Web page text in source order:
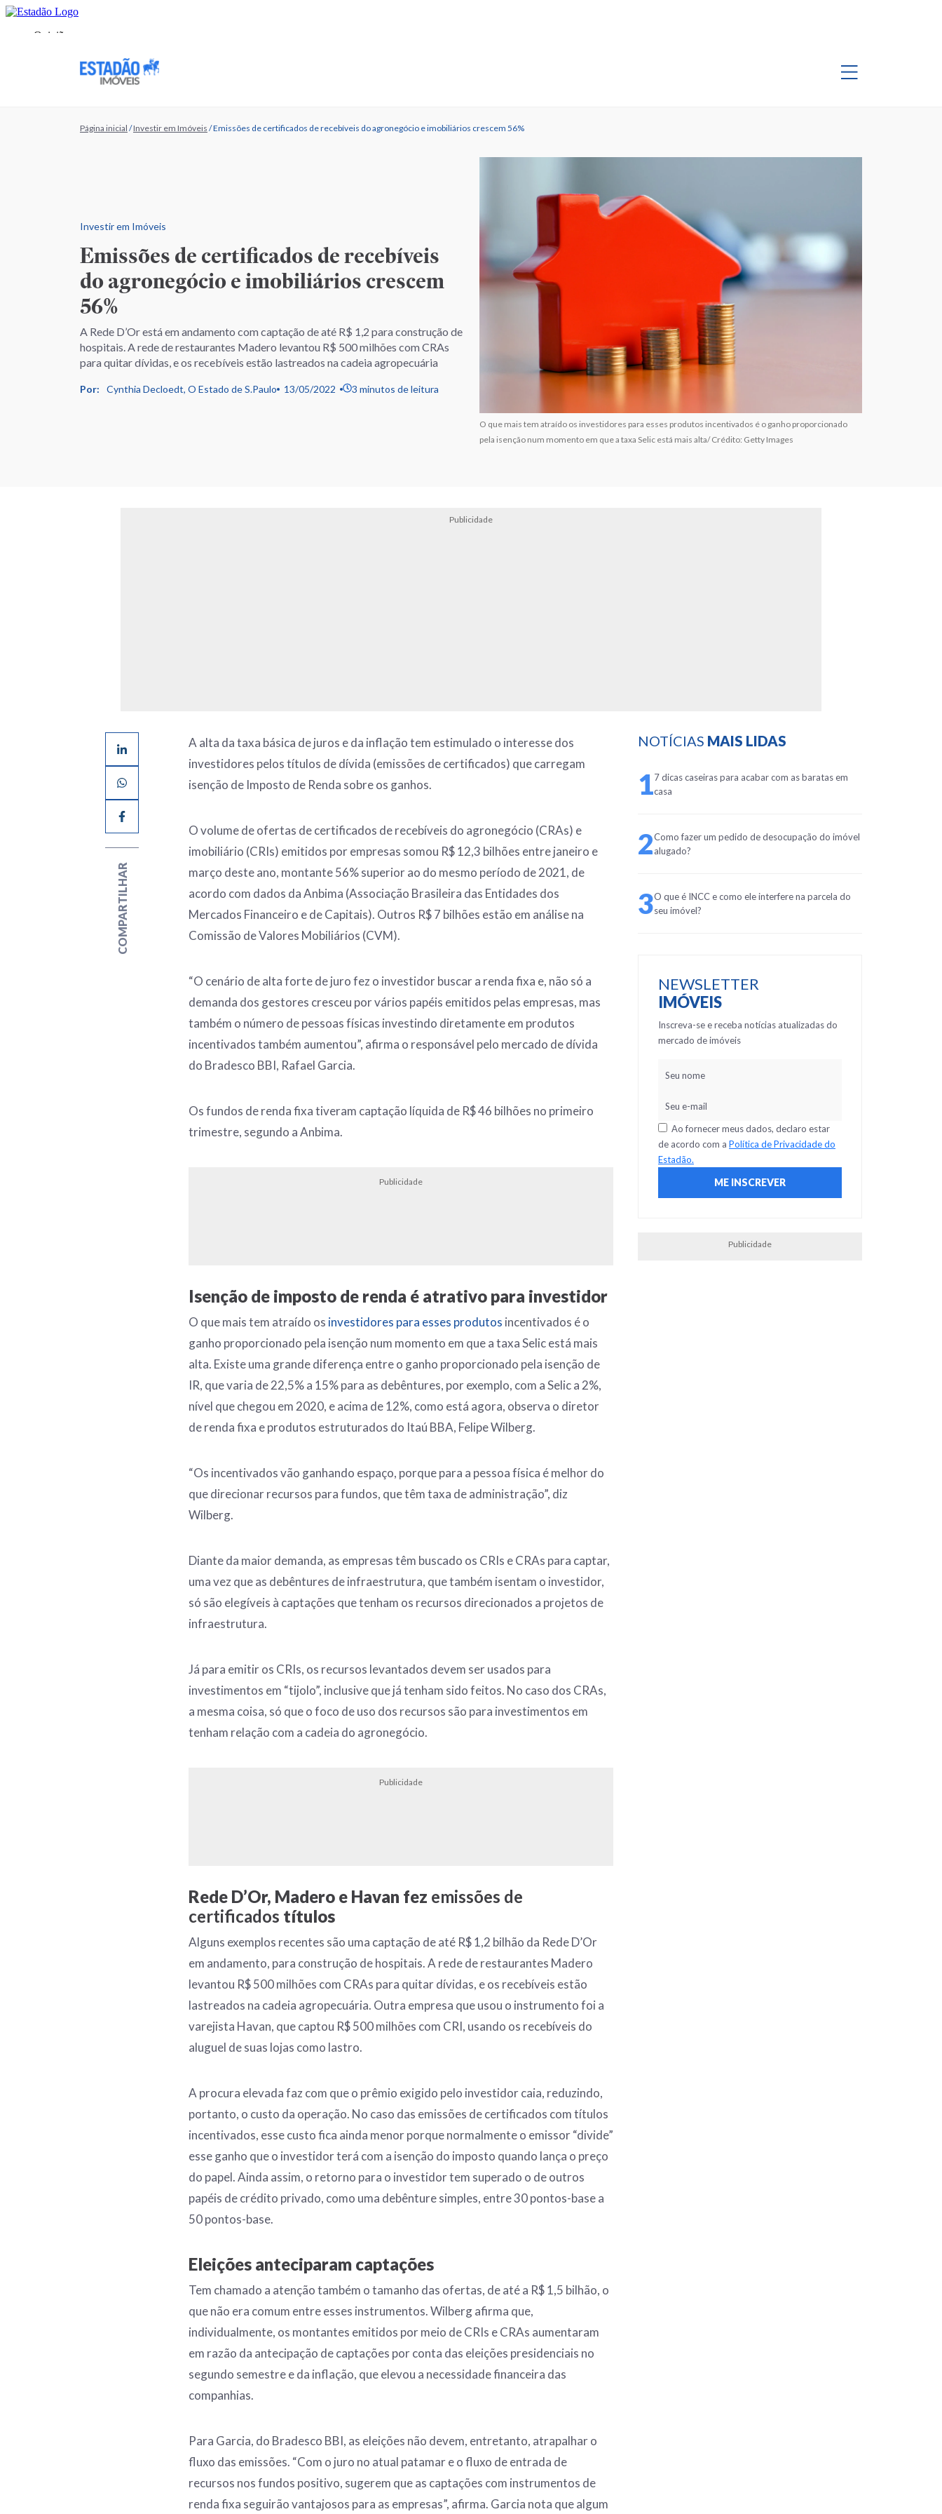
Página inicial /Investir em Imóveis /Emissões de certificados de recebíveis do agronegócio e imobiliários crescem 56%
Investir em Imóveis
Emissões de certificados de recebíveis
do agronegócio e imobiliários crescem
56%
A Rede D’Or está em andamento com captação de até R$ 1,2 para construção de
hospitais. A rede de restaurantes Madero levantou R$ 500 milhões com CRAs
para quitar dívidas, e os recebíveis estão lastreados na cadeia agropecuária
Por: Cynthia Decloedt, O Estado de S.Paulo 13/05/2022 3 minutos de leitura
O que mais tem atraído os investidores para esses produtos incentivados é o ganho proporcionado
pela isenção num momento em que a taxa Selic está mais alta/ Crédito: Getty Images
Publicidade
COMPARTILHAR
A alta da taxa básica de juros e da inflação tem estimulado o interesse dos
investidores pelos títulos de dívida (emissões de certificados) que carregam
isenção de Imposto de Renda sobre os ganhos.
O volume de ofertas de certificados de recebíveis do agronegócio (CRAs) e
imobiliário (CRIs) emitidos por empresas somou R$ 12,3 bilhões entre janeiro e
março deste ano, montante 56% superior ao do mesmo período de 2021, de
acordo com dados da Anbima (Associação Brasileira das Entidades dos
Mercados Financeiro e de Capitais). Outros R$ 7 bilhões estão em análise na
Comissão de Valores Mobiliários (CVM).
“O cenário de alta forte de juro fez o investidor buscar a renda fixa e, não só a
demanda dos gestores cresceu por vários papéis emitidos pelas empresas, mas
também o número de pessoas físicas investindo diretamente em produtos
incentivados também aumentou”, afirma o responsável pelo mercado de dívida
do Bradesco BBI, Rafael Garcia.
Os fundos de renda fixa tiveram captação líquida de R$ 46 bilhões no primeiro
trimestre, segundo a Anbima.
Publicidade
Isenção de imposto de renda é atrativo para investidor
O que mais tem atraído os investidores para esses produtos incentivados é o
ganho proporcionado pela isenção num momento em que a taxa Selic está mais
alta. Existe uma grande diferença entre o ganho proporcionado pela isenção de
IR, que varia de 22,5% a 15% para as debêntures, por exemplo, com a Selic a 2%,
nível que chegou em 2020, e acima de 12%, como está agora, observa o diretor
de renda fixa e produtos estruturados do Itaú BBA, Felipe Wilberg.
“Os incentivados vão ganhando espaço, porque para a pessoa física é melhor do
que direcionar recursos para fundos, que têm taxa de administração”, diz
Wilberg.
Diante da maior demanda, as empresas têm buscado os CRIs e CRAs para captar,
uma vez que as debêntures de infraestrutura, que também isentam o investidor,
só são elegíveis à captações que tenham os recursos direcionados a projetos de
infraestrutura.
Já para emitir os CRIs, os recursos levantados devem ser usados para
investimentos em “tijolo”, inclusive que já tenham sido feitos. No caso dos CRAs,
a mesma coisa, só que o foco de uso dos recursos são para investimentos em
tenham relação com a cadeia do agronegócio.
Publicidade
Rede D’Or, Madero e Havan fez emissões de
certificados títulos
Alguns exemplos recentes são uma captação de até R$ 1,2 bilhão da Rede D’Or
em andamento, para construção de hospitais. A rede de restaurantes Madero
levantou R$ 500 milhões com CRAs para quitar dívidas, e os recebíveis estão
lastreados na cadeia agropecuária. Outra empresa que usou o instrumento foi a
varejista Havan, que captou R$ 500 milhões com CRI, usando os recebíveis do
aluguel de suas lojas como lastro.
A procura elevada faz com que o prêmio exigido pelo investidor caia, reduzindo,
portanto, o custo da operação. No caso das emissões de certificados com títulos
incentivados, esse custo fica ainda menor porque normalmente o emissor “divide”
esse ganho que o investidor terá com a isenção do imposto quando lança o preço
do papel. Ainda assim, o retorno para o investidor tem superado o de outros
papéis de crédito privado, como uma debênture simples, entre 30 pontos-base a
50 pontos-base.
Eleições anteciparam captações
Tem chamado a atenção também o tamanho das ofertas, de até a R$ 1,5 bilhão, o
que não era comum entre esses instrumentos. Wilberg afirma que,
individualmente, os montantes emitidos por meio de CRIs e CRAs aumentaram
em razão da antecipação de captações por conta das eleições presidenciais no
segundo semestre e da inflação, que elevou a necessidade financeira das
companhias.
Para Garcia, do Bradesco BBI, as eleições não devem, entretanto, atrapalhar o
fluxo das emissões. “Com o juro no atual patamar e o fluxo de entrada de
recursos nos fundos positivo, sugerem que as captações com instrumentos de
renda fixa seguirão vantajosos para as empresas”, afirma. Garcia nota que algum
NOTÍCIAS MAIS LIDAS
17 dicas caseiras para acabar com as baratas em
casa
2Como fazer um pedido de desocupação do imóvel
alugado?
3O que é INCC e como ele interfere na parcela do
seu imóvel?
NEWSLETTER
IMÓVEIS
Inscreva-se e receba notícias atualizadas do
mercado de imóveis
Ao fornecer meus dados, declaro estar
de acordo com a Política de Privacidade do
Estadão.
Publicidade